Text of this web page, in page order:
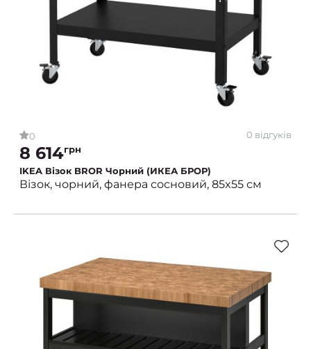
0 0 відгуків
8 614грн
IKEA Візок BROR Чорний (ИКЕА БРОР)
Візок, чорний, фанера сосновий, 85x55 см